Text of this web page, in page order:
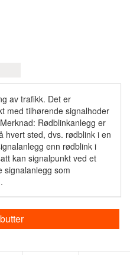
av trafikk. Det er
med tilhørende signalhoder
Rødblinkanlegg er
hvert sted, dvs. rødblink i en
enn rødblink i
kan signalpunkt ved et
signalanlegg som